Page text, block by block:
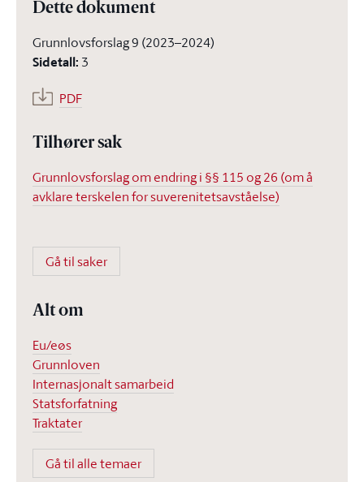
Dette dokument
Grunnlovsforslag 9 (2023–2024)
Sidetall: 3
PDF
Tilhører sak
Grunnlovsforslag om endring i §§ 115 og 26 (om å
avklare terskelen for suverenitetsavståelse)
Gå til saker
Alt om
Eu/eøs
Grunnloven
Internasjonalt samarbeid
Statsforfatning
Traktater
Gå til alle temaer